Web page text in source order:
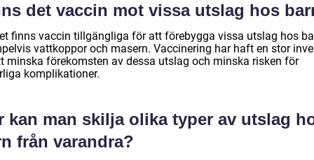
det vaccin mot vissa utslag hos
finns vaccin tillgängliga för att förebygga vissa utslag hos
vattkoppor och masern. Vaccinering har haft en stor
minska förekomsten av dessa utslag och minska risken för
komplikationer.
kan man skilja olika typer av utslag
från varandra?